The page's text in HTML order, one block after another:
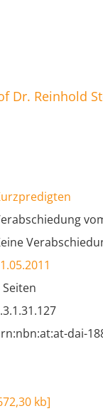
Dr. Reinhold
Seiten
dai-
kb]